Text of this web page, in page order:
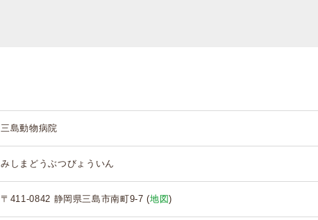
三島動物病院
みしまどうぶつびょういん
〒411-0842 静岡県三島市南町9-7 (地図)